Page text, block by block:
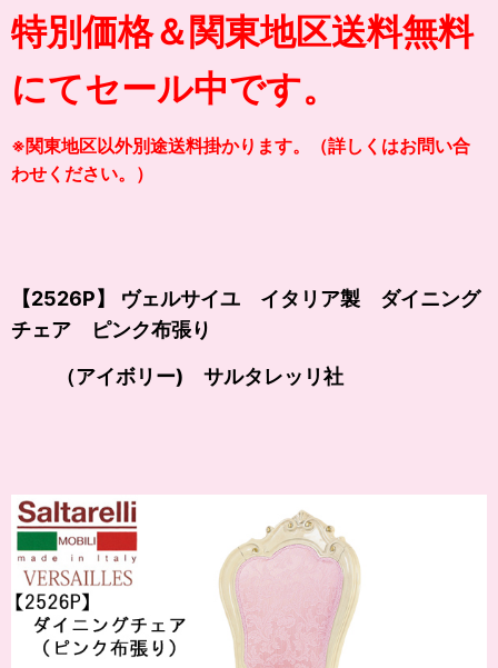
特別価格＆関東地区送料無料
にてセール中です。
※関東地区以外別途送料掛かります。（詳しくはお問い合
わせください。）
【2526P】 ヴェルサイユ イタリア製 ダイニング
チェア ピンク布張り
（アイボリー) サルタレッリ社